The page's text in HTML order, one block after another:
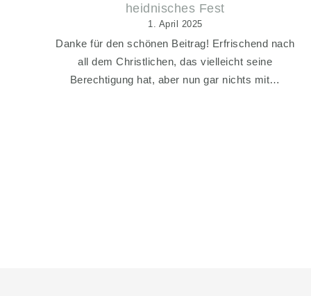
heidnisches Fest
1. April 2025
Danke für den schönen Beitrag! Erfrischend nach
all dem Christlichen, das vielleicht seine
Berechtigung hat, aber nun gar nichts mit…